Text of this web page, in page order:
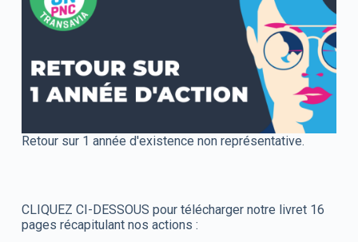
Retour sur 1 année d'existence non représentative.
CLIQUEZ CI-DESSOUS pour télécharger notre livret 16
pages récapitulant nos actions :